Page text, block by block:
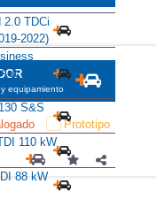
equipamiento
Prototipo
2.0 TDCi
2022)
8 vel.
S&S
110 kW
88 kW